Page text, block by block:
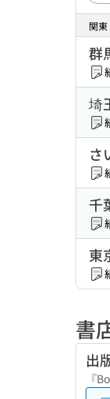
関東
群
埼
さ
千
東
書
出
『